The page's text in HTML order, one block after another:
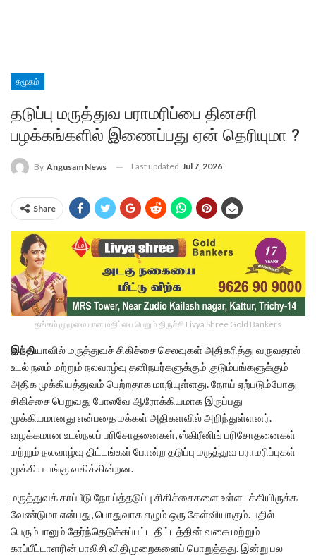
சமூகம்
தடுப்பு மருத்துவ பராமரிப்பை தினசரி
பழக்கங்களில் இணைப்பது ஏன் தெரியுமா ?
By Angusam News Last updated Jul 7, 2026
Share
தங்கம் முழுமையான மதிப்பை பெறும் திருச்சி Livya Shree Gold Bankers
இந்தியாவில் மருத்துவச் சிகிச்சை செலவுகள் அதிகரித்து வருவதால்
உடல் நலம் மற்றும் நலவாழ்வு தனிநபர்களுக்கும் குடும்பங்களுக்கும்
அதிக முக்கியத்துவம் பெற்றதாக மாறியுள்ளது. நோய் ஏற்படும்போது
சிகிச்சை பெறுவது போலவே ஆரோக்கியமாக இருப்பது
முக்கியமானது என்பதை மக்கள் அதிகளவில் அறிந்துள்ளனர்.
வழக்கமான உடல்நலப் பரிசோதனைகள், ஸ்கிரீனிங் பரிசோதனைகள்
மற்றும் நலவாழ்வு திட்டங்கள் போன்ற தடுப்பு மருத்துவ பராமரிப்புகள்
முக்கிய பங்கு வகிக்கின்றன.
மருத்துவக் காப்பீடு நோய்த்தடுப்பு சிகிச்சைகளை உள்ளடக்கியிருக்க
வேண்டுமா என்பது, பொதுவாக எழும் ஒரு கேள்வியாகும். பதில்
பெரும்பாலும் தேர்ந்தெடுக்கப்பட்ட திட்டத்தின் வகை மற்றும்
காப்பீட்டாளரின் பாலிசி விதிமுறைகளைப் பொறுத்தது. இன்று பல